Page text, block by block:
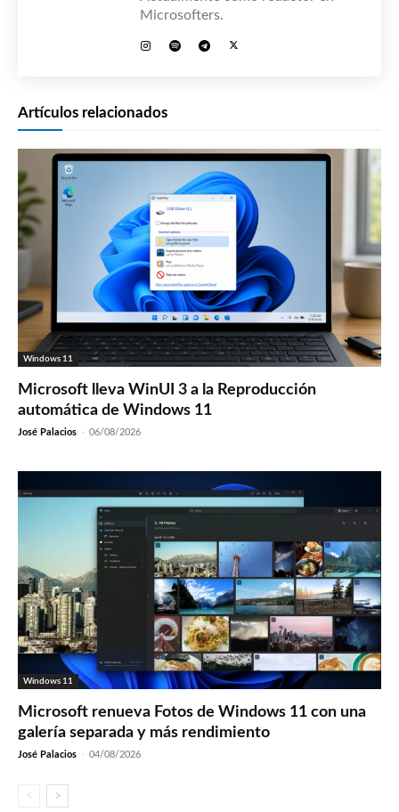
Microsofters.
Artículos relacionados
Windows 11
Microsoft lleva WinUI 3 a la Reproducción
automática de Windows 11
José Palacios - 06/08/2026
Windows 11
Microsoft renueva Fotos de Windows 11 con una
galería separada y más rendimiento
José Palacios - 04/08/2026